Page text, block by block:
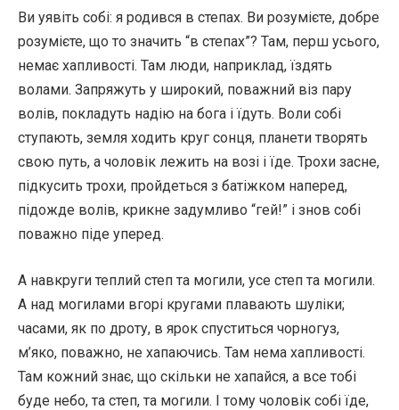
Ви уявіть собі: я родився в степах. Ви розумієте, добре
розумієте, що то значить “в степах”? Там, перш усього,
немає хапливості. Там люди, наприклад, їздять
волами. Запряжуть у широкий, поважний віз пару
волів, покладуть надію на бога і їдуть. Воли собі
ступають, земля ходить круг сонця, планети творять
свою путь, а чоловік лежить на возі і їде. Трохи засне,
підкусить трохи, пройдеться з батіжком наперед,
підожде волів, крикне задумливо “гей!” і знов собі
поважно піде уперед.
А навкруги теплий степ та могили, усе степ та могили.
А над могилами вгорі кругами плавають шуліки;
часами, як по дроту, в ярок спуститься чорногуз,
м’яко, поважно, не хапаючись. Там нема хапливості.
Там кожний знає, що скільки не хапайся, а все тобі
буде небо, та степ, та могили. І тому чоловік собі їде,